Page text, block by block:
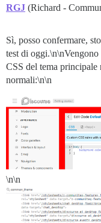
RGJ (Richard -
Sì, posso confermare,
test di
CSS del tema
normali:\n\n
\n\n